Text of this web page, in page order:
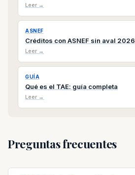
Leer →
ASNEF
Créditos con ASNEF sin aval 2026
Leer →
GUÍA
Qué es el TAE: guía completa
Leer →
Preguntas frecuentes